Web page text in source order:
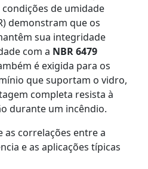
de umidade
demonstram que os
sua integridade
com a NBR 6479
é exigida para os
que suportam o vidro,
completa resista à
durante um incêndio.
as correlações entre a
e as aplicações típicas